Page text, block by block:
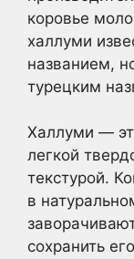
коровье
халлуми
названием,
турецким
Халлуми —
легкой
текстурой.
в
сохранить